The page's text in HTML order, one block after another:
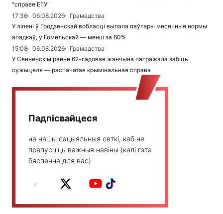
"справе ЕГУ"
17:36
06.08.2026
Грамадства
У ліпені ў Гродзенскай вобласці выпала паўтары месячныя нормы
ападкаў, у Гомельскай — менш за 60%
15:08
06.08.2026
Грамадства
У Сенненскім раёне 62-гадовая жанчына пагражала забіць
сужыцеля — распачатая крымінальная справа
Падпісвайцеся
на нашы сацыяльныя сеткі, каб не
прапусціць важныя навіны (калі гэта
бяспечна для вас)